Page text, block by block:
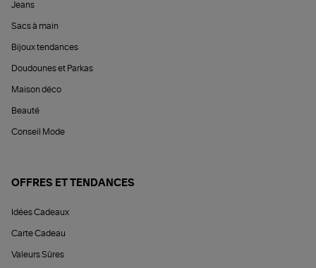
Jeans
Sacs à main
Bijoux tendances
Doudounes et Parkas
Maison déco
Beauté
Conseil Mode
OFFRES ET TENDANCES
Idées Cadeaux
Carte Cadeau
Valeurs Sûres